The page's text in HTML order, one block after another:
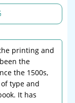
printing and
the
the 1500s,
type and
It has